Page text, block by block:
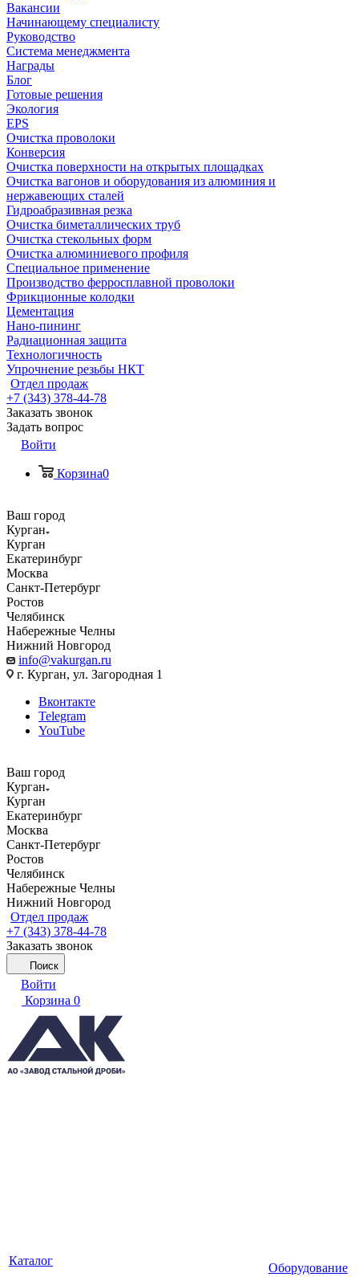
Вакансии
Начинающему специалисту
Руководство
Система менеджмента
Награды
Блог
Готовые решения
Экология
EPS
Очистка проволоки
Конверсия
Очистка поверхности на открытых площадках
Очистка вагонов и оборудования из алюминия и
нержавеющих сталей
Гидроабразивная резка
Очистка биметаллических труб
Очистка стекольных форм
Очистка алюминиевого профиля
Специальное применение
Производство ферросплавной проволоки
Фрикционные колодки
Цементация
Нано-пининг
Радиационная защита
Технологичность
Упрочнение резьбы НКТ
Отдел продаж
+7 (343) 378-44-78
Заказать звонок
Задать вопрос
Войти
Корзина0
Ваш город
Курган
Курган
Екатеринбург
Москва
Санкт-Петербург
Ростов
Челябинск
Набережные Челны
Нижний Новгород
info@vakurgan.ru
г. Курган, ул. Загородная 1
Вконтакте
Telegram
YouTube
Ваш город
Курган
Курган
Екатеринбург
Москва
Санкт-Петербург
Ростов
Челябинск
Набережные Челны
Нижний Новгород
Отдел продаж
+7 (343) 378-44-78
Заказать звонок
Поиск
Войти
Корзина 0
Каталог
Оборудование